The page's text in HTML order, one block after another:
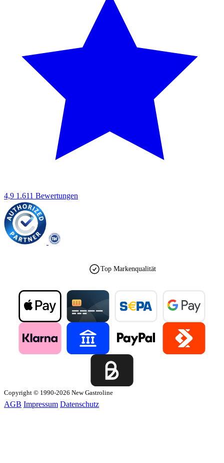
4,9 1.611 Bewertungen
Top Markenqualität
Copyright © 1990-2026 New Gastroline
AGB Impressum Datenschutz